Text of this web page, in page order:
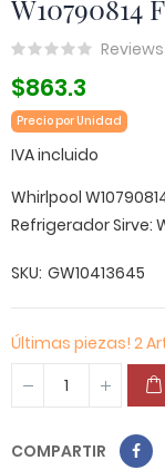
W10790814
$863.3
Precio por Unidad
IVA incluido
Whirlpool
Refrigerador Sirve:
SKU GW10413645
Últimas piezas! 2
COMPARTIR